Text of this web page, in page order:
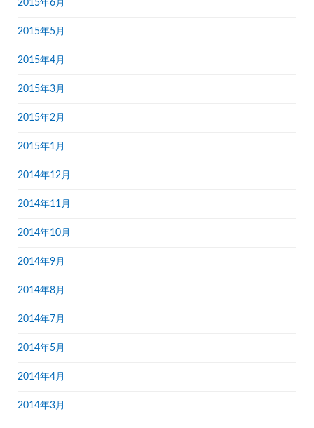
2015年6月
2015年5月
2015年4月
2015年3月
2015年2月
2015年1月
2014年12月
2014年11月
2014年10月
2014年9月
2014年8月
2014年7月
2014年5月
2014年4月
2014年3月